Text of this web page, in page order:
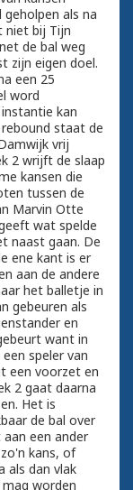
als na
niet bij Tijn
de bal weg
zijn eigen doel.
een 25
word
kan
staat de
vrij
2 wrijft de slaap
kansen die
tussen de
Marvin Otte
wat spelde
naast gaan. De
ene kant is er
aan de andere
het balletje in
gebeuren als
en
want in
speler van
een voorzet en
2 gaat daarna
Het is
de bal over
een ander
kans, of
als dan vlak
worden